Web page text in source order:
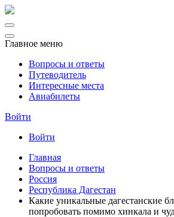
Главное меню
Вопросы и ответы
Путеводитель
Интересные места
Авиабилеты
Войти
Войти
Главная
Вопросы и ответы
Россия
Республика Дагестан
Какие уникальные дагестанские
попробовать помимо хинкала и